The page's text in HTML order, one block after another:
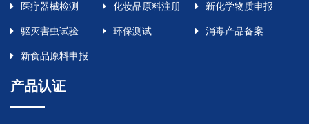
医疗器械检测 化妆品原料注册 新化学物质申报
驱灭害虫试验 环保测试 消毒产品备案
新食品原料申报
产品认证